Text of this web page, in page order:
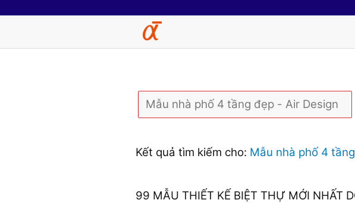
Kết quả tìm kiếm cho: Mẫu nhà phố 4
99 MẪU THIẾT KẾ BIỆT THỰ MỚI NHẤT